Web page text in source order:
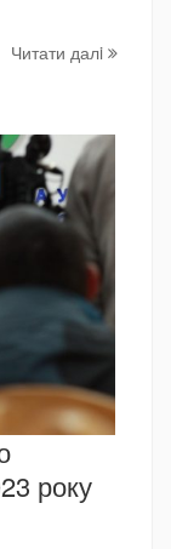
Читати далi
року